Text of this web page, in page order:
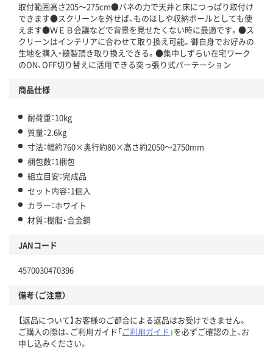
取付範囲高さ205～275cm●バネの力で天井と床につっぱり取付け
できます●スクリーンを外せば、ものほしや収納ポールとしても使
えます●ＷＥＢ会議などで背景を見せたくない時に最適です。●ス
クリーンはインテリアに合わせて取り換え可能。御自身でお好みの
生地を購入・縫製頂き取り換えできる。●集中しずらい在宅ワーク
のON、OFF切り替えに活用できる突っ張り式パーテーション
商品仕様
耐荷重：10kg
質量：2.6kg
寸法：幅約760×奥行約80×高さ約2050～2750mm
梱包数：1梱包
組立目安：完成品
セット内容：1個入
カラー：ホワイト
材質：樹脂・合金鋼
JANコード
4570030470396
備考（ご注意）
【返品について】お客様のご都合による返品はお受けできません。
ご購入の際は、ご利用ガイド「ご利用ガイド 」を必ずご確認の上、お
申し込みください。